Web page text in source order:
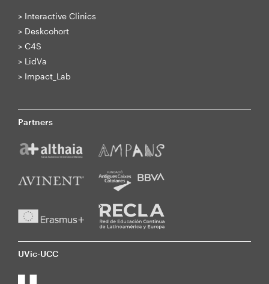
> Interactive Clinics
> Deskcohort
> C4S
> LidVa
> Impact_Lab
Partners
UVic-UCC